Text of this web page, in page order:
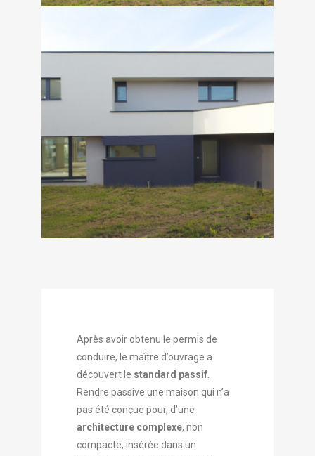
Après avoir obtenu le permis de
conduire, le maître d’ouvrage a
découvert le standard passif
Rendre passive une maison qui n’a
pas été conçue pour, d’une
architecture complexe, non
compacte, insérée dans un